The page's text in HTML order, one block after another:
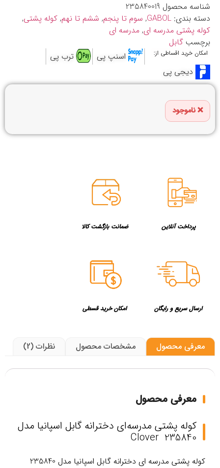
شناسه محصول 235840019
دسته بندی: GABOL
, سوم تا پنجم, ششم تا نهم, کوله پشتی,
کوله پشتی مدرسه ای, مدرسه ای
برچسب گابل
امکان خرید اقساطی از: اسنپ پی
ترب پی
دیجی پی
ناموجود
پرداخت آنلاین ضمانت بازگشت کالا
ارسال سریع و رایگان امکان خرید قسطی
معرفی محصول مشخصات محصول نظرات (2)
معرفی محصول
کوله پشتی مدرسه‌ای دخترانه گابل اسپانیا مدل
235840 Clover
کوله پشتی مدرسه ای دخترانه گابل اسپانیا مدل 235840